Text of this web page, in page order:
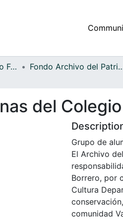
Archivo del Patrimonio Fotográfico y Fílmico del Valle del Cauca Fondo Archivo del Patrimonio
del
Grupo de
El Archivo
Borrero, por
Cultura
comunidad